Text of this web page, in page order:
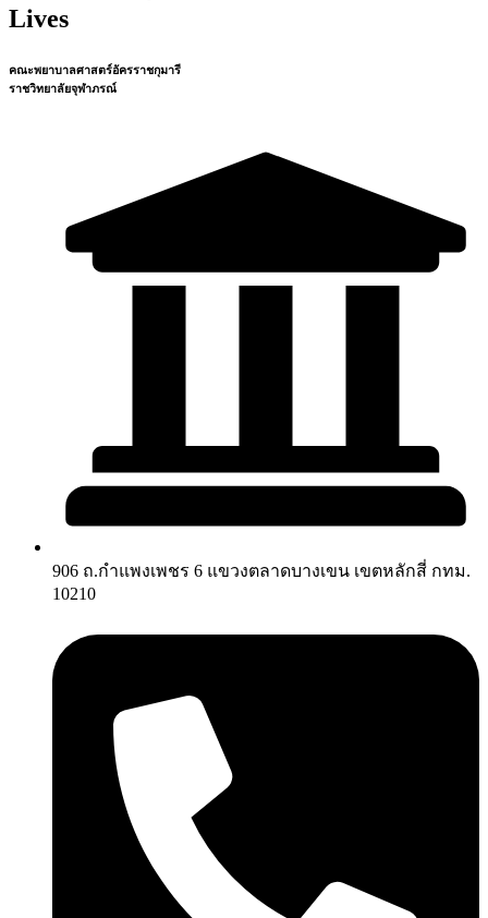
Lives
คณะพยาบาลศาสตร์อัครราชกุมารี
ราชวิทยาลัยจุฬาภรณ์
906 ถ.กำแพงเพชร 6 แขวงตลาดบางเขน เขตหลักสี่ กทม.
10210